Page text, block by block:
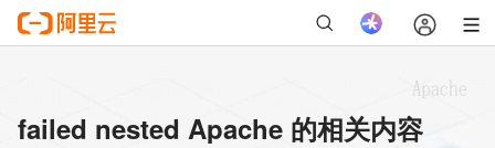
failed nested Apache 的相关内容